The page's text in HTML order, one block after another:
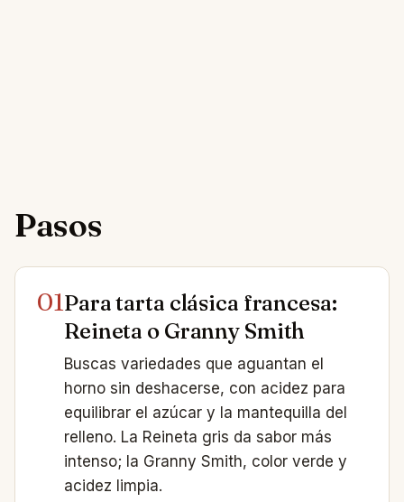
Pasos
01Para tarta clásica francesa:
Reineta o Granny Smith
Buscas variedades que aguantan el
horno sin deshacerse, con acidez para
equilibrar el azúcar y la mantequilla del
relleno. La Reineta gris da sabor más
intenso; la Granny Smith, color verde y
acidez limpia.